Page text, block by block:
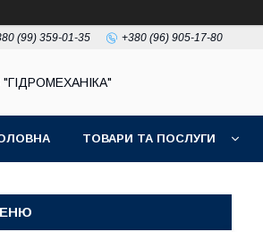
(99) 359-01-35 +380 (96) 905-17-80
ТОВАРИ ТА ПОСЛУГИ